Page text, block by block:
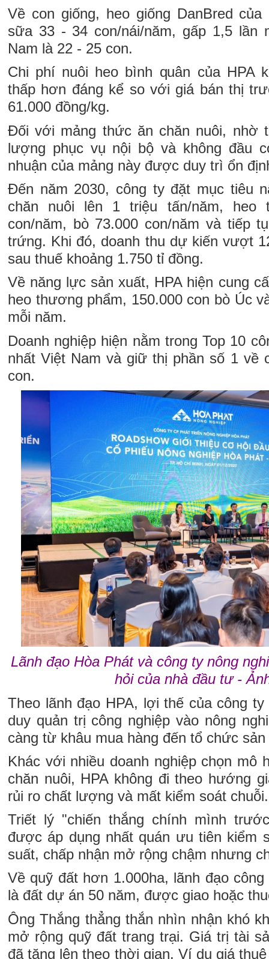
Về con giống, heo giống DanBred
sữa 33 - 34 con/nái/năm, gấp 1,5 lần
Nam là 22 - 25 con.
Chi phí nuôi heo bình quân của HPA
thấp hơn đáng kể so với giá bán thị
61.000 đồng/kg.
Đối với mảng thức ăn chăn nuôi, nhờ
lượng phục vụ nội bộ và không đầu
nhuận của mảng này được duy trì ổn
Đến năm 2030, công ty đặt mục tiêu
chăn nuôi lên 1 triệu tấn/năm, heo
con/năm, bò 73.000 con/năm và tiếp
trứng. Khi đó, doanh thu dự kiến vượt
sau thuế khoảng 1.750 tỉ đồng.
Về năng lực sản xuất, HPA hiện cung
heo thương phẩm, 150.000 con bò Úc
mỗi năm.
Doanh nghiệp hiện nằm trong Top 10
nhất Việt Nam và giữ thị phần số 1 về
con.
Lãnh đạo Hòa Phát và công ty nông
hỏi của nhà đầu tư -
Theo lãnh đạo HPA, lợi thế của công
duy quản trị công nghiệp vào nông
càng từ khâu mua hàng đến tổ chức
Khác với nhiều doanh nghiệp chọn mô
chăn nuôi, HPA không đi theo hướng
rủi ro chất lượng và mất kiểm soát chuỗi.
Triết lý "chiến thắng chính mình
được áp dụng nhất quán ưu tiên kiểm
suất, chấp nhận mở rộng chậm nhưng
Về quỹ đất hơn 1.000ha, lãnh đạo
là đất dự án 50 năm, được giao hoặc
Ông Thắng thẳng thắn nhìn nhận khó
mở rộng quỹ đất trang trại. Giá trị tài
đã tăng lên theo thời gian. Ví dụ giá